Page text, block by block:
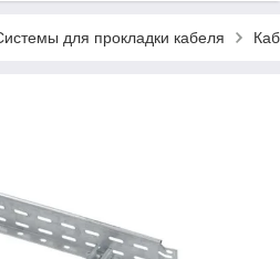
для прокладки кабеля